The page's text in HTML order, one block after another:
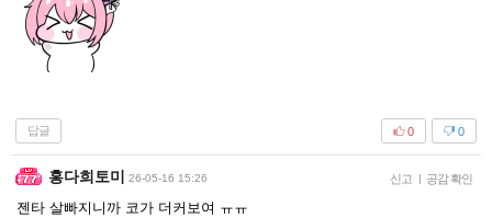
답글 0
0
홍다희토미 26-05-16 15:26 신고 | 공감 확인
젠타 살빠지니까 코가 더커보여 ㅠㅠ